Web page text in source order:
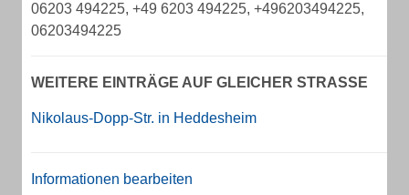
06203 494225, +49 6203 494225, +496203494225,
06203494225
WEITERE EINTRÄGE AUF GLEICHER STRASSE
Nikolaus-Dopp-Str. in Heddesheim
Informationen bearbeiten